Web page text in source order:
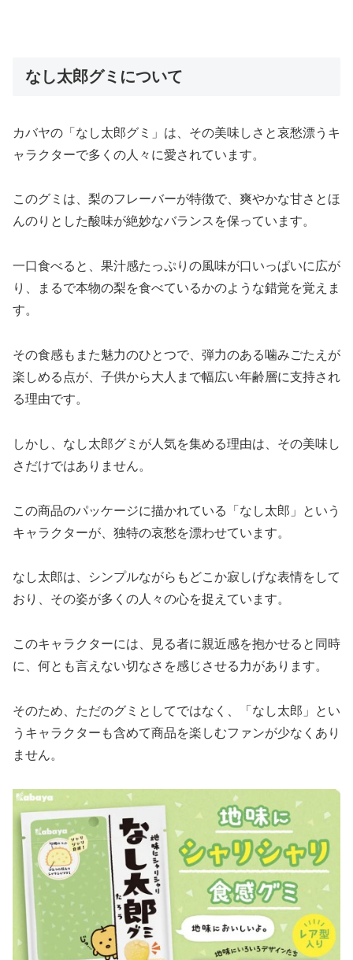
なし太郎グミについて
カバヤの「なし太郎グミ」は、その美味しさと哀愁漂うキ
ャラクターで多くの人々に愛されています。
このグミは、梨のフレーバーが特徴で、爽やかな甘さとほ
んのりとした酸味が絶妙なバランスを保っています。
一口食べると、果汁感たっぷりの風味が口いっぱいに広が
り、まるで本物の梨を食べているかのような錯覚を覚えま
す。
その食感もまた魅力のひとつで、弾力のある噛みごたえが
楽しめる点が、子供から大人まで幅広い年齢層に支持され
る理由です。
しかし、なし太郎グミが人気を集める理由は、その美味し
さだけではありません。
この商品のパッケージに描かれている「なし太郎」という
キャラクターが、独特の哀愁を漂わせています。
なし太郎は、シンプルながらもどこか寂しげな表情をして
おり、その姿が多くの人々の心を捉えています。
このキャラクターには、見る者に親近感を抱かせると同時
に、何とも言えない切なさを感じさせる力があります。
そのため、ただのグミとしてではなく、「なし太郎」とい
うキャラクターも含めて商品を楽しむファンが少なくあり
ません。